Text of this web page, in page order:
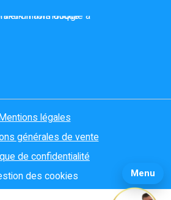
Menu
légales
générales de vente
de confidentialité
des cookies